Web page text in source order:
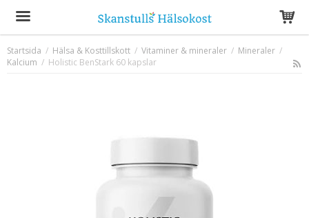
Produkten har blivit tillagd i varukorgen
Startsida / Hälsa & Kosttillskott / Vitaminer & mineraler / Mineraler /
Kalcium / Holistic BenStark 60 kapslar